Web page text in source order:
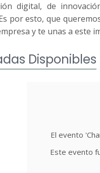
digital, de
por esto, que
y te unas a este
Disponibles
El evento
Este evento